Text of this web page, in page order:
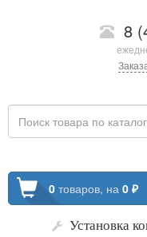
8
0 товаров, на 0 ₽
Установка